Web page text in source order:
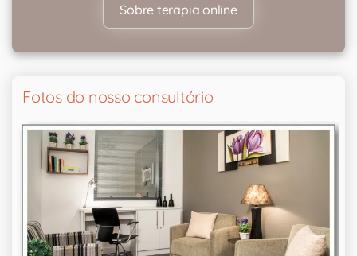
Sobre terapia online
Fotos do nosso consultório